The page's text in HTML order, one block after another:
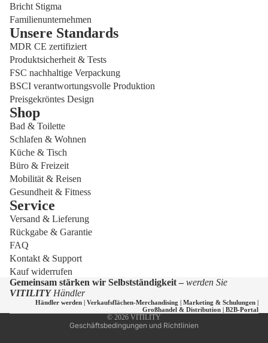
Bricht Stigma
Familienunternehmen
Unsere Standards
MDR CE zertifiziert
Produktsicherheit & Tests
FSC nachhaltige Verpackung
BSCI verantwortungsvolle Produktion
Preisgekröntes Design
Shop
Bad & Toilette
Schlafen & Wohnen
Küche & Tisch
Büro & Freizeit
Mobilität & Reisen
Gesundheit & Fitness
Service
Versand & Lieferung
Rückgabe & Garantie
FAQ
Kontakt & Support
Kauf widerrufen
Gemeinsam stärken wir Selbstständigkeit – werden Sie
VITILITYHändler
Händler werden | Verkaufsflächen-Merchandising | Marketing & Schulungen |
Großhandel & Distribution | B2B-Portal
© 2026 VITILITY
Geschäftsbedingungen und Richtlinien
Datenschutzerklärung
Widerrufsrecht
Versand
Kontaktinformationen
AGB
Impressum